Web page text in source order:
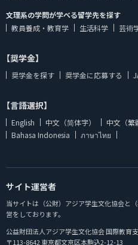
文理系の学問が学べる留学先を探す
教員養成・教育学
生活科学 芸術
【奨学金】
奨学金を探す 奨学金に応募する
【言語選択】
English 中文（简体字） 中文（繁
Bahasa Indonesia
ภาษาไทย
サイト運営者
当サイトは（公財）アジア学生文化協会と
営をしております。
公益財団法人アジア学生文化協会 国際教育
〒113-8642 東京都文京区本駒込2-12-13